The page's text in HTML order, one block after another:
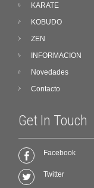
KARATE
KOBUDO
ZEN
INFORMACION
Novedades
Contacto
Get In Touch
Facebook
Twitter